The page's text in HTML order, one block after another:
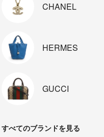
CHANEL
HERMES
GUCCI
すべてのブランドを見る